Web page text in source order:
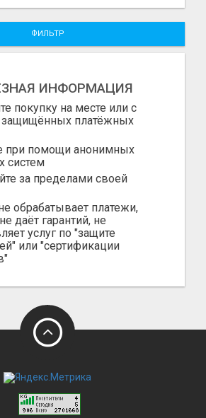
ФИЛЬТР
ИНФОРМАЦИЯ
покупку на месте или с
платёжных
при помощи анонимных
систем
за пределами своей
обрабатывает платежи,
даёт гарантий, не
услуг по "защите
или "сертификации